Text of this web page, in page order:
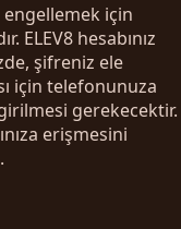
engellemek için
ELEV8 hesabınız
şifreniz ele
için telefonunuza
gerekecektir.
erişmesini